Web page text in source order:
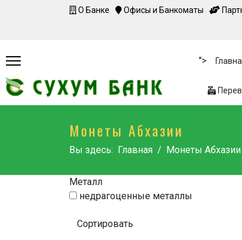
О Банке Офисы и Банкоматы
">
Монеты Абхазии
Вы здесь: Главная Монеты Абхазии
Металл
недрагоценные металлы